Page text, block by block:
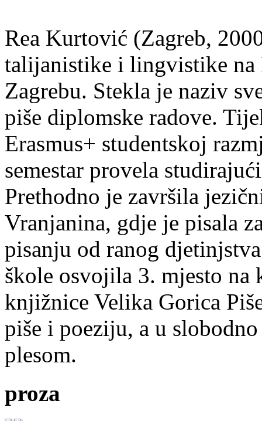
Rea Kurtović (Zagreb,
talijanistike i lingvistike
Zagrebu. Stekla je naziv
piše diplomske radove.
Erasmus+ studentskoj
semestar provela
Prethodno je završila
Vranjanina, gdje je pisala
pisanju od ranog
škole osvojila 3. mjesto na
knjižnice Velika Gorica
piše i poeziju, a u
plesom.
proza